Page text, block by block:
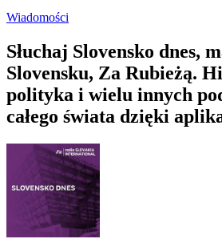
Wiadomości
Słuchaj Slovensko dnes,
Slovensku, Za Rubieżą.
polityka i wielu innych
całego świata dzięki